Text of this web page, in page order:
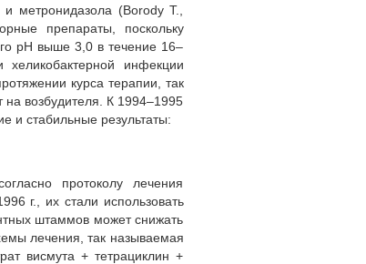
метронидазола (Borody T.,
препараты, поскольку
pH выше 3,0 в течение 16–
инфекции
курса терапии, так
на возбудителя. К 1994–1995
и стабильные результаты:
протоколу лечения
г., их стали использовать
штаммов может снижать
лечения, так называемая
висмута + тетрациклин +